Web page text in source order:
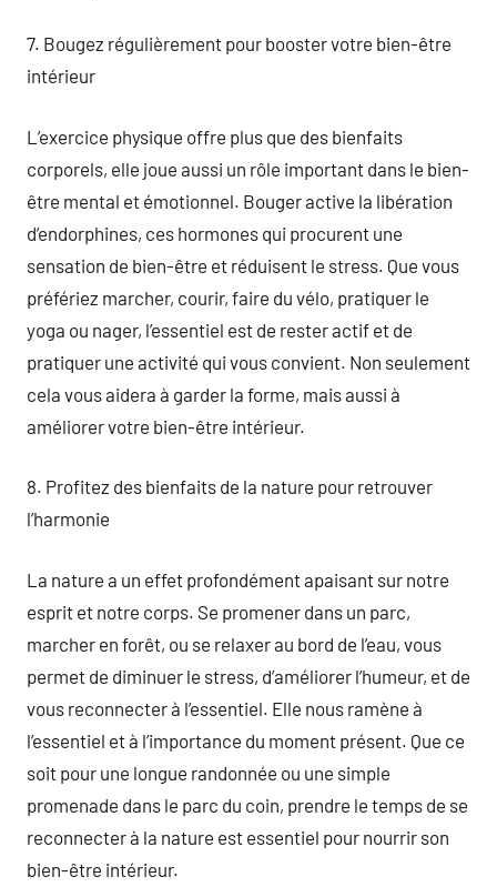
7. Bougez régulièrement pour booster votre bien-être
intérieur
L’exercice physique offre plus que des bienfaits
corporels, elle joue aussi un rôle important dans le bien-
être mental et émotionnel. Bouger active la libération
d’endorphines, ces hormones qui procurent une
sensation de bien-être et réduisent le stress. Que vous
préfériez marcher, courir, faire du vélo, pratiquer le
yoga ou nager, l’essentiel est de rester actif et de
pratiquer une activité qui vous convient. Non seulement
cela vous aidera à garder la forme, mais aussi à
améliorer votre bien-être intérieur.
8. Profitez des bienfaits de la nature pour retrouver
l’harmonie
La nature a un effet profondément apaisant sur notre
esprit et notre corps. Se promener dans un parc,
marcher en forêt, ou se relaxer au bord de l’eau, vous
permet de diminuer le stress, d’améliorer l’humeur, et de
vous reconnecter à l’essentiel. Elle nous ramène à
l’essentiel et à l’importance du moment présent. Que ce
soit pour une longue randonnée ou une simple
promenade dans le parc du coin, prendre le temps de se
reconnecter à la nature est essentiel pour nourrir son
bien-être intérieur.